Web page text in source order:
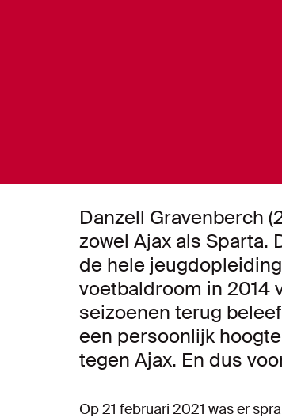
Danzell Gravenberch
zowel Ajax als Sparta.
de hele
voetbaldroom in 2014
seizoenen terug
een persoonlijk
tegen Ajax. En dus
Op 21 februari 2021 was er